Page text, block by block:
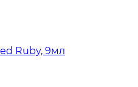
Ruby, 9мл